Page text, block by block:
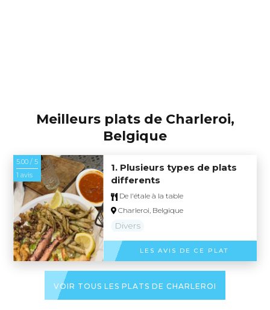
Meilleurs plats de Charleroi,
Belgique
5.00 / 5
1 avis
1. Plusieurs types de plats
differents
De l'étale à la table
Charleroi, Belgique
Divers
LES AVIS DE CE PLAT
VOIR TOUS LES PLATS DE CHARLEROI